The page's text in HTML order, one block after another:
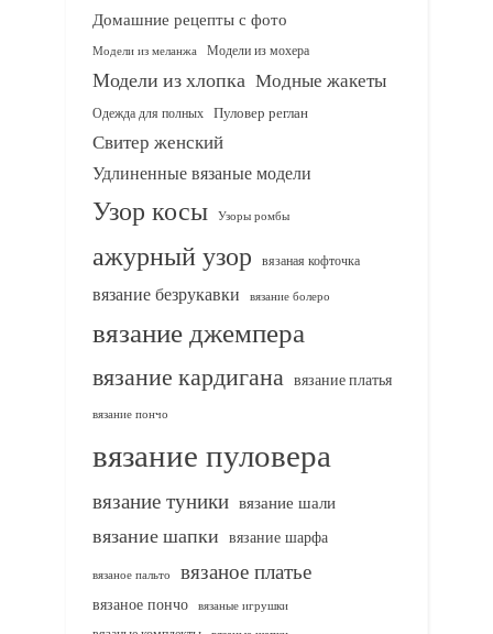
Домашние рецепты с фото
Модели из меланжа Модели из мохера
Модели из хлопка Модные жакеты
Одежда для полных Пуловер реглан
Свитер женский
Удлиненные вязаные модели
Узор косы Узоры ромбы
ажурный узор вязаная кофточка
вязание безрукавки вязание болеро
вязание джемпера
вязание кардигана вязание платья
вязание пончо
вязание пуловера
вязание туники вязание шали
вязание шапки вязание шарфа
вязаное пальто вязаное платье
вязаное пончо вязаные игрушки